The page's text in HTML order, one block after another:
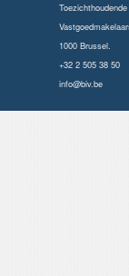
1000 Brussel.
+32 2 505 38 50
info@biv.be